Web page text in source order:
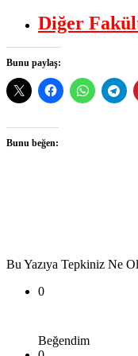
Diğer
Bunu paylaş:
Bunu beğen:
Bu Yazıya Tepkiniz Ne
0
Beğendim